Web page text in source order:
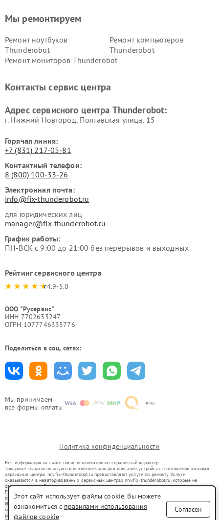
Мы принимаем
все формы оплаты
Мы ремонтируем
Ремонт ноутбуков
Thunderobot
Ремонт компьютеров
Thunderobot
Ремонт мониторов Thunderobot
Контакты сервис центра
Адрес сервисного центра Thunderobot:
г. Нижний Новгород, Полтавская улица, 15
Горячая линия:
+7 (831) 217-05-81
Контактный телефон:
8 (800) 100-33-26
Электронная почта:
info@fix-thunderobot.ru
для юридических лиц
manager@fix-thunderobot.ru
График работы:
ПН-ВСК с 9:00 до 21:00 без перерывов и выходных
Рейтинг сервисного центра
4.9-5.0
ООО "Русервис"
ИНН 7702633247
ОГРН 1077746335776
Поделиться в соц. сетях:
Политика конфиденциальности
Вся информация на сайте носит исключительно справочный характер.
Товарные знаки используются исключительно для описания устройств, в отношении которых
сервисные центры nnv.fix-thunderobot.ru предоставляют услуги по ремонту. Услуги
оказываются в неавторизованных сервисных центрах nnv.fix-thunderobot.ru, которые не
связаны с правообладателями товарных знаков или их официальными представителями.
Ремонт осуществляется для устройств, уже введенных в гражданский оборот в соответствии
со статьей 1487 ГК РФ.
Использование товарных знаков не преследует цели индивидуализации услуг или введения
потребителей в заблуждение, а служит для информирования о предоставляемых услугах по
ремонту техники указанных брендов.
Этот сайт использует файлы cookie. Вы можете
ознакомиться с правилами использования
файлов cookie
Согласен